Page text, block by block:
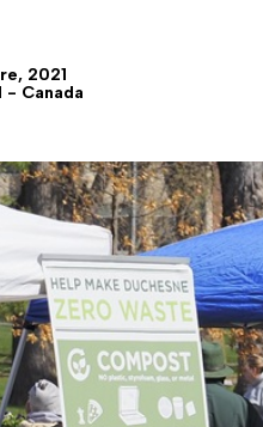
2021
- Canada